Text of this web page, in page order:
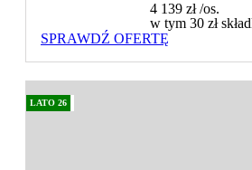
4 139 zł/os.
w tym 30 zł
SPRAWDŹ OFERTĘ
LATO 26